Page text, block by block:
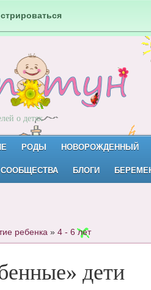
о детях
РОДЫ НОВОРОЖДЕННЫЙ
СООБЩЕСТВА БЛОГИ
ребенка » 4 - 6 лет
дети